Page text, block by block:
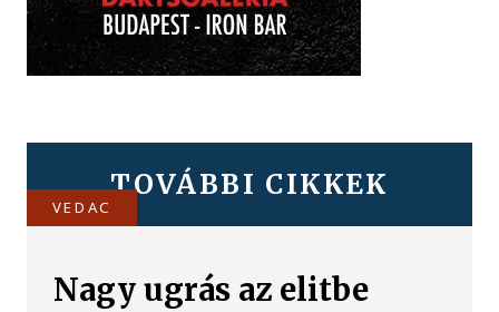
TOVÁBBI CIKKEK
VEDAC
Nagy ugrás az elitbe